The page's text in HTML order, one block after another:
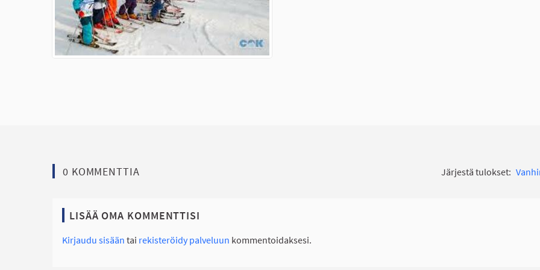
0 KOMMENTTIA Järjestä tulokset:
LISÄÄ OMA KOMMENTTISI
Kirjaudu sisään tai rekisteröidy palveluun kommentoidaksesi.